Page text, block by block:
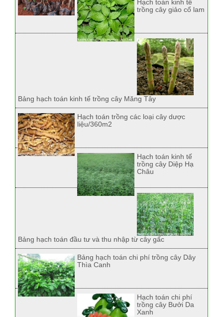
Hạch toán kinh tế
trồng cây giảo cổ lam
Bảng hạch toán kinh tế trồng cây Măng Tây
Hạch toán trồng các loại cây dược
liệu/360m2
Hạch toán kinh tế
trồng cây Diệp Hạ
Châu
Bảng hạch toán đầu tư và thu nhập từ cây gấc
Bảng hạch toán chi phí trồng cây Dây
Thìa Canh
Hạch toán chi phí
trồng cây Bưởi Da
Xanh